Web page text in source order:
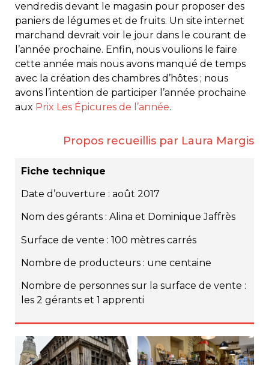
vendredis devant le magasin pour proposer des
paniers de légumes et de fruits. Un site internet
marchand devrait voir le jour dans le courant de
l’année prochaine. Enfin, nous voulions le faire
cette année mais nous avons manqué de temps
avec la création des chambres d’hôtes ; nous
avons l’intention de participer l’année prochaine
aux Prix Les Épicures de l’année.
Propos recueillis par Laura Margis
Fiche technique
Date d’ouverture : août 2017
Nom des gérants : Alina et Dominique Jaffrès
Surface de vente : 100 mètres carrés
Nombre de producteurs : une centaine
Nombre de personnes sur la surface de vente :
les 2 gérants et 1 apprenti